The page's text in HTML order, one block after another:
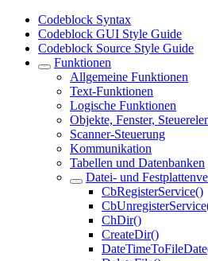
Codeblock Syntax
Codeblock GUI Style Guide
Codeblock Source Style Guide
Funktionen
Allgemeine Funktionen
Text-Funktionen
Logische Funktionen
Objekte, Fenster,
Scanner-Steuerung
Kommunikation
Tabellen und Datenbanken
Datei- und
CbRegisterService()
ChDir()
CreateDir()